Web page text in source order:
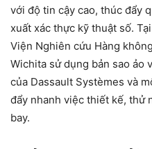
với độ tin cậy cao, thúc đẩy
xuất xác thực kỹ thuật số.
Viện Nghiên cứu Hàng
Wichita sử dụng bản sao ảo
của Dassault Systèmes và
đẩy nhanh việc thiết kế, thử
bay.